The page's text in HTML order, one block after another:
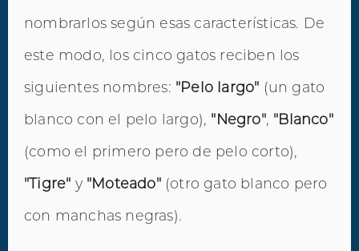
nombrarlos según esas características. De
este modo, los cinco gatos reciben los
siguientes nombres: "Pelo largo" (un gato
blanco con el pelo largo), "Negro", "Blanco"
(como el primero pero de pelo corto),
"Tigre" y "Moteado"(otro gato blanco pero
con manchas negras).